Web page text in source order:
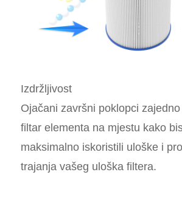
Izdržljivost
Ojačani završni poklopci
filtar elementa na mjestu kako
maksimalno iskoristili uloške i
trajanja vašeg uloška filtera.